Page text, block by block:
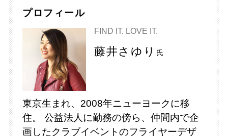
プロフィール
FIND IT. LOVE IT.
藤井さゆり 氏
東京生まれ、2008年ニューヨークに移
住。 公益法人に勤務の傍ら、仲間内で企
画したクラブイベントのフライヤーデザ